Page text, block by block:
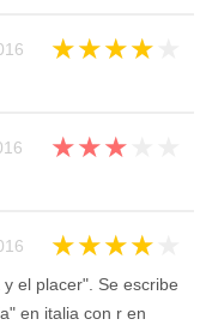
★★★★
★★★
★★★★
el placer". Se escribe
en italia con r en